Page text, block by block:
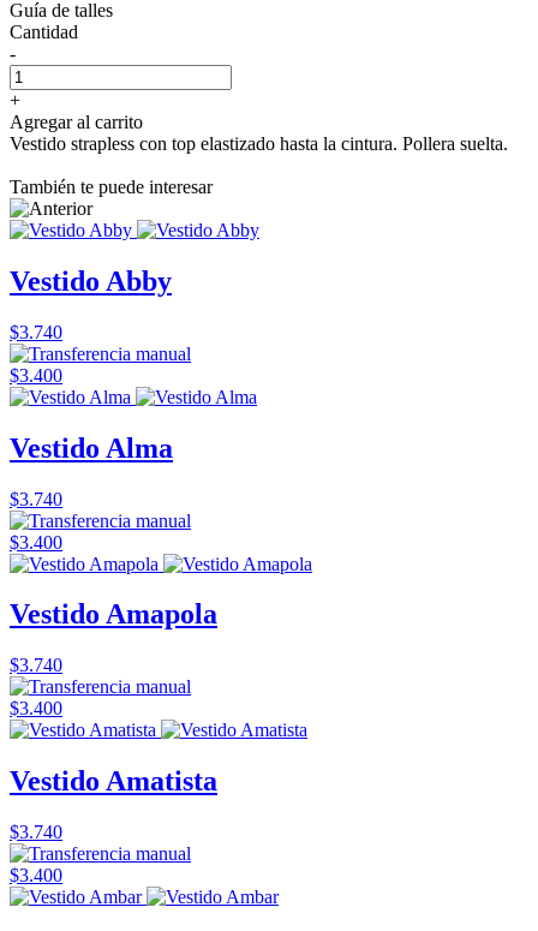
Guía de talles
Cantidad
-
+
Agregar al carrito
Vestido strapless con top elastizado hasta la cintura. Pollera suelta.
También te puede interesar
Vestido Abby
$3.740
$3.400
Vestido Alma
$3.740
$3.400
Vestido Amapola
$3.740
$3.400
Vestido Amatista
$3.740
$3.400